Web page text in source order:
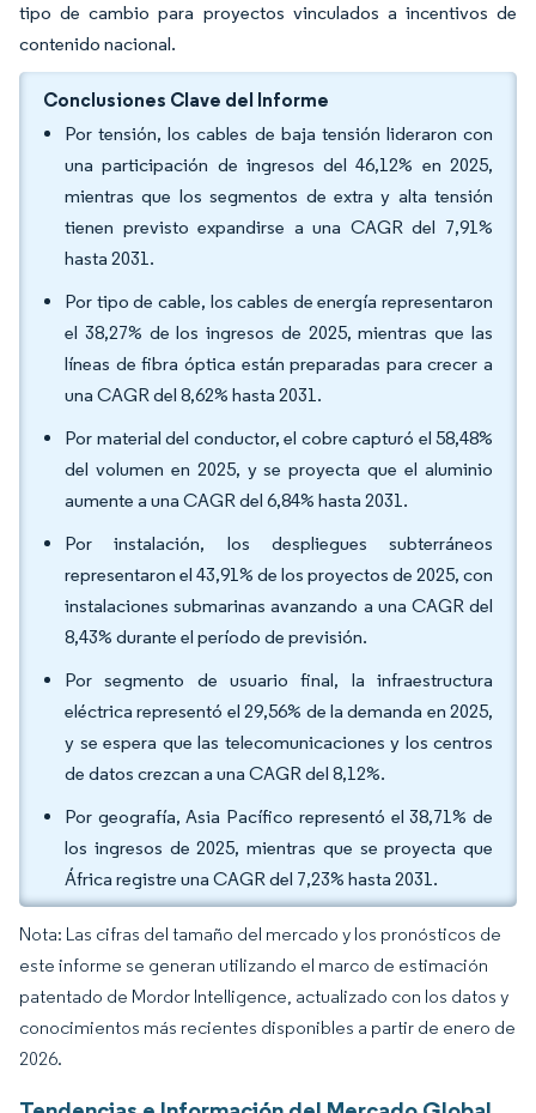
tipo de cambio para proyectos vinculados a incentivos de
contenido nacional.
Conclusiones Clave del Informe
Por tensión, los cables de baja tensión lideraron con
una participación de ingresos del 46,12% en 2025,
mientras que los segmentos de extra y alta tensión
tienen previsto expandirse a una CAGR del 7,91%
hasta 2031.
Por tipo de cable, los cables de energía representaron
el 38,27% de los ingresos de 2025, mientras que las
líneas de fibra óptica están preparadas para crecer a
una CAGR del 8,62% hasta 2031.
Por material del conductor, el cobre capturó el 58,48%
del volumen en 2025, y se proyecta que el aluminio
aumente a una CAGR del 6,84% hasta 2031.
Por instalación, los despliegues subterráneos
representaron el 43,91% de los proyectos de 2025, con
instalaciones submarinas avanzando a una CAGR del
8,43% durante el período de previsión.
Por segmento de usuario final, la infraestructura
eléctrica representó el 29,56% de la demanda en 2025,
y se espera que las telecomunicaciones y los centros
de datos crezcan a una CAGR del 8,12%.
Por geografía, Asia Pacífico representó el 38,71% de
los ingresos de 2025, mientras que se proyecta que
África registre una CAGR del 7,23% hasta 2031.
Nota: Las cifras del tamaño del mercado y los pronósticos de
este informe se generan utilizando el marco de estimación
patentado de Mordor Intelligence, actualizado con los datos y
conocimientos más recientes disponibles a partir de enero de
2026.